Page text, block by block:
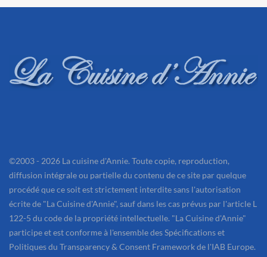
©2003 - 2026 La cuisine d'Annie. Toute copie, reproduction,
diffusion intégrale ou partielle du contenu de ce site par quelque
procédé que ce soit est strictement interdite sans l'autorisation
écrite de "La Cuisine d'Annie", sauf dans les cas prévus par l'article L
122-5 du code de la propriété intellectuelle. "La Cuisine d'Annie"
participe et est conforme à l'ensemble des Spécifications et
Politiques du Transparency & Consent Framework de l'IAB Europe.